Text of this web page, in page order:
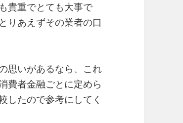
貴重でとても大事で
りあえずその業者の口
思いがあるなら、これ
費者金融ごとに定めら
したので参考にしてく